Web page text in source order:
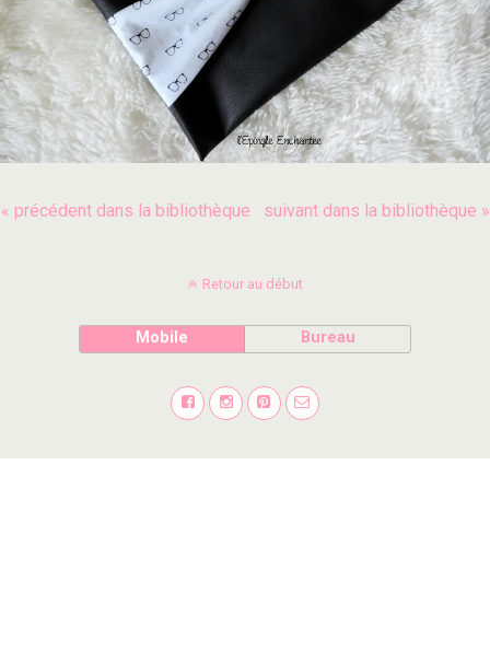
« précédent dans la bibliothèque suivant dans la bibliothèque »
Retour au début
Mobile Bureau